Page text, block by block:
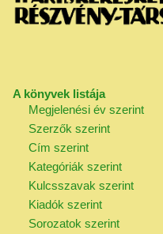
A könyvek listája
Megjelenési év szerint
Szerzők szerint
Cím szerint
Kategóriák szerint
Kulcsszavak szerint
Kiadók szerint
Sorozatok szerint